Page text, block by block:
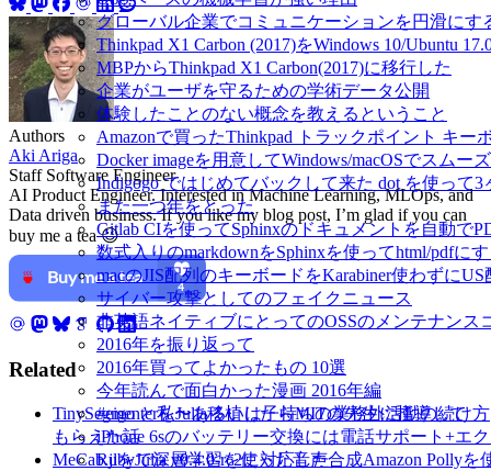
グローバル企業でコミュニケーションを円滑にす
Thinkpad X1 Carbon (2017)をWindows 10/Ubuntu
MBPからThinkpad X1 Carbon(2017)に移行した
企業がユーザを守るための学術データ公開
体験したことのない概念を教えるということ
Amazonで買ったThinkpad トラックポイント キー
Docker imageを用意してWindows/macOSでスムー
Indigogo ではじめてバックして来た dot を使って3
また一つ年をとった
Gitlab CIを使ってSphinxのドキュメントを自動で
数式入りのmarkdownをSphinxを使ってhtml/pdfに
macのJIS配列のキーボードをKarabiner使わずに
サイバー攻撃としてのフェイクニュース
非英語ネイティブにとってのOSSのメンテナンス
2016年を振り返って
2016年買ってよかったもの 10選
今年読んで面白かった漫画 2016年編
#eigo と私〜あるいは子持ちの業務外活動の続け方
iPhone 6sのバッテリー交換には電話サポート+エ
Rubyで深層学習を使った音声合成Amazon Polly
Authors
Aki Ariga
Staff Software Engineer
AI Product Engineer. Interested in Machine Learning, MLOps, and
Data driven business. If you like my blog post, I’m glad if you can
buy me a tea 😉
Related
TinySegmenterをJulia移植したらMITの先生に指導して
もらえた話
MeCab.jlをJulia v0.4.0-rc2に対応した